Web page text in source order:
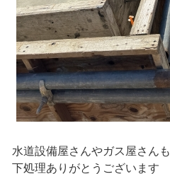
水道設備屋さんやガス屋さんも
下処理ありがとうございます